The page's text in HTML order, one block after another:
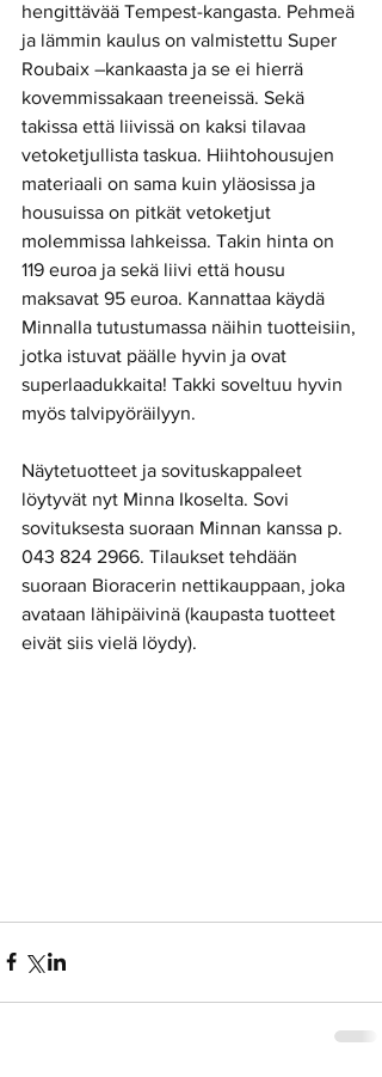
hengittävää Tempest-kangasta. Pehmeä
ja lämmin kaulus on valmistettu Super
Roubaix –kankaasta ja se ei hierrä
kovemmissakaan treeneissä. Sekä
takissa että liivissä on kaksi tilavaa
vetoketjullista taskua. Hiihtohousujen
materiaali on sama kuin yläosissa ja
housuissa on pitkät vetoketjut
molemmissa lahkeissa. Takin hinta on
119 euroa ja sekä liivi että housu
maksavat 95 euroa. Kannattaa käydä
Minnalla tutustumassa näihin tuotteisiin,
jotka istuvat päälle hyvin ja ovat
superlaadukkaita! Takki soveltuu hyvin
myös talvipyöräilyyn.
Näytetuotteet ja sovituskappaleet
löytyvät nyt Minna Ikoselta. Sovi
sovituksesta suoraan Minnan kanssa p.
043 824 2966. Tilaukset tehdään
suoraan Bioracerin nettikauppaan, joka
avataan lähipäivinä (kaupasta tuotteet
eivät siis vielä löydy).